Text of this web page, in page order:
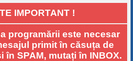
IMPORTANT !
programării este necesar
primit în căsuța de
în SPAM, mutați în INBOX.